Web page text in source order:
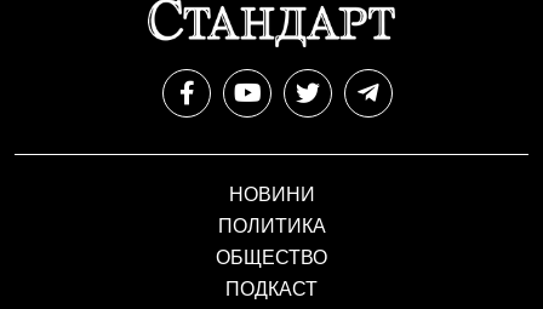
НОВИНИ
ПОЛИТИКА
ОБЩЕСТВО
ПОДКАСТ